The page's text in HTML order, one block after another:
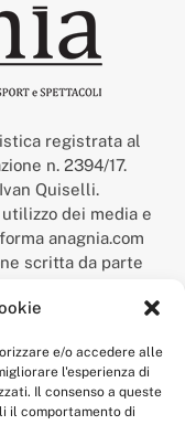
e/o accedere alle
l'esperienza di
Il consenso a queste
il comportamento di
registrata al
n. 2394/17.
Quiselli.
dei media e
anagnia.com
scritta da parte
l’Ufficio Italiano
del 9 febbraio 2017.